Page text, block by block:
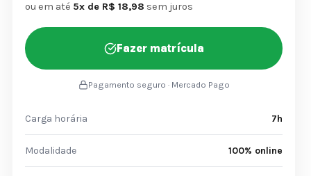
ou em até 5x de R$ 18,98 sem juros
Fazer matrícula
Pagamento seguro · Mercado Pago
Carga horária 7h
Modalidade 100% online